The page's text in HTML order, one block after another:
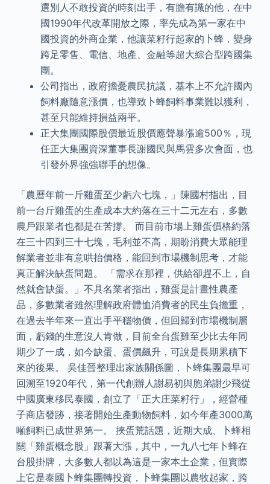
選別人不敢投資的時刻出手，有膽有識的他，在中
國1990年代改革開放之際，率先成為第一家在中
國投資的外商企業，他讓菜籽行起家的卜蜂，變身
跨足零售、電信、地產、金融等超大綜合型跨國集
團。
公司指出，政府擔憂農民抗議，基本上不允許國內
飼料廠隨意漲價，也導致卜蜂飼料事業難以獲利，
甚至只能維持損益兩平。
正大集團國際股價最近股價應聲暴漲逾500％，現
任正大集團資深董事長謝國民與馬雲多次會面，也
引發外界強強聯手的想像。
「農曆年前一斤雞蛋至少虧六七塊，」陳國村指出，目
前一台斤雞蛋的生產成本大約落在三十二元左右，多數
農戶跟業者也都是在苦撐。 而目前市場上雞蛋價格約落
在三十四到三十七塊，毛利並不高，期盼消費大眾能理
解業者並非有意哄抬價格，能回到市場機制思考，才能
真正解決缺蛋問題。 「需求在那裡，供給卻趕不上，自
然就會缺蛋。」不具名業者指出，雞蛋是計畫性農產
品，多數業者雖然理解政府體恤消費者的民生負擔重，
在過去半年來一直出手平穩物價，但回歸到市場機制層
面，虧錢的生意沒人肯做，目前全台蛋雞至少比去年同
期少了一成，如今缺蛋、蛋價飆升，可說是長期累積下
來的後果。 吳佳晉整理出家族關係圖，卜蜂集團最早可
回溯至1920年代，第一代創辦人謝易初與胞弟謝少飛從
中國廣東移民泰國，創立了「正大庄菜籽行」，經營種
子商店發跡，接著開始生產動物飼料，如今年產3000萬
噸飼料已成世界第一。 挾蛋荒話題，近期大成、卜蜂相
關「雞蛋概念股」跟著大漲，其中，一九八七年卜蜂在
台股掛牌，大多數人都以為這是一家本土企業，但實際
上它是泰國卜蜂集團轉投資，卜蜂集團以農牧起家，跨